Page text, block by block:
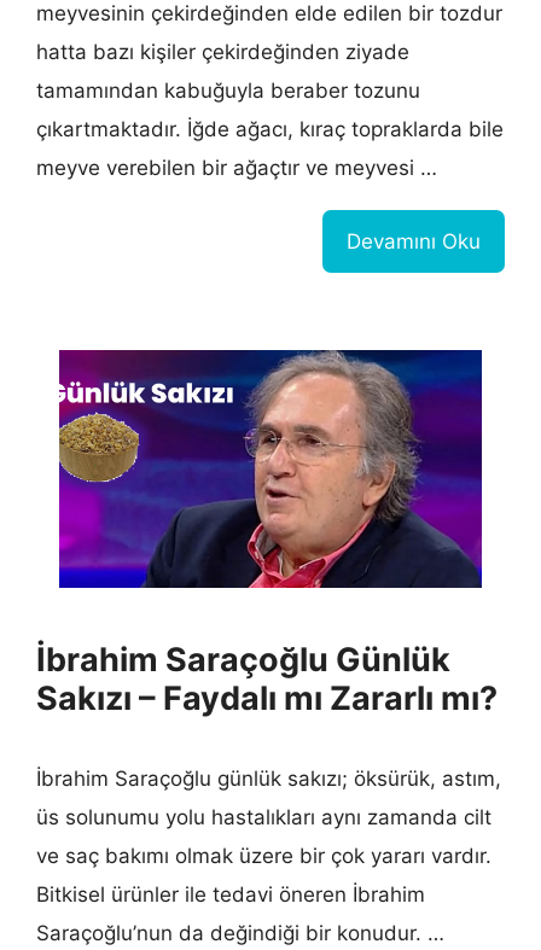
meyvesinin çekirdeğinden elde edilen bir tozdur
hatta bazı kişiler çekirdeğinden ziyade
tamamından kabuğuyla beraber tozunu
çıkartmaktadır. İğde ağacı, kıraç topraklarda bile
meyve verebilen bir ağaçtır ve meyvesi …
Devamını Oku
İbrahim Saraçoğlu Günlük
Sakızı – Faydalı mı Zararlı mı?
İbrahim Saraçoğlu günlük sakızı; öksürük, astım,
üs solunumu yolu hastalıkları aynı zamanda cilt
ve saç bakımı olmak üzere bir çok yararı vardır.
Bitkisel ürünler ile tedavi öneren İbrahim
Saraçoğlu’nun da değindiği bir konudur. …